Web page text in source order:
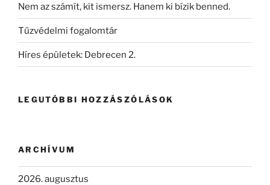
Nem az számít, kit ismersz. Hanem ki bízik benned.
Tűzvédelmi fogalomtár
Híres épületek: Debrecen 2.
LEGUTÓBBI HOZZÁSZÓLÁSOK
ARCHÍVUM
2026. augusztus